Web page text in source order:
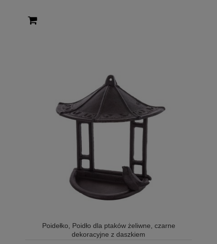
Poidełko, Poidło dla ptaków żeliwne, czarne
dekoracyjne z daszkiem